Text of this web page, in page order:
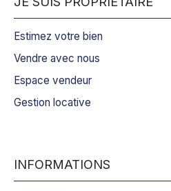
Estimez votre bien
Vendre avec nous
Espace vendeur
Gestion locative
INFORMATIONS